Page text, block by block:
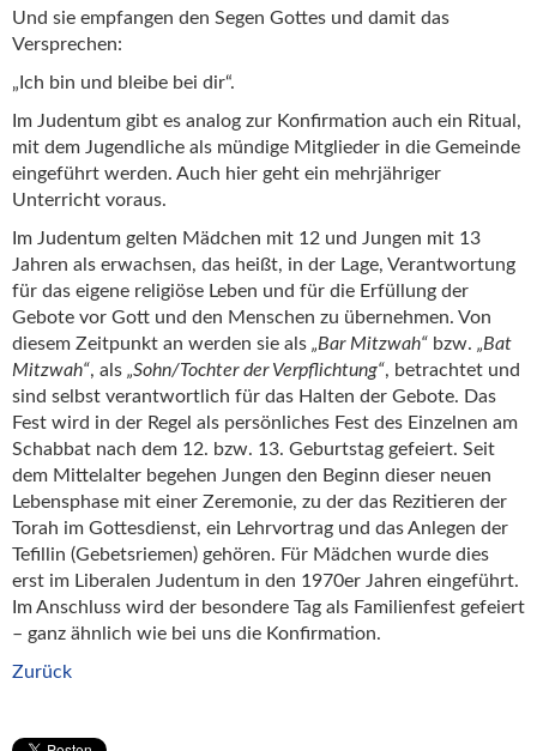
Und sie empfangen den Segen Gottes und damit das
Versprechen:
„Ich bin und bleibe bei dir“.
Im Judentum gibt es analog zur Konfirmation auch ein Ritual,
mit dem Jugendliche als mündige Mitglieder in die Gemeinde
eingeführt werden. Auch hier geht ein mehrjähriger
Unterricht voraus.
Im Judentum gelten Mädchen mit 12 und Jungen mit 13
Jahren als erwachsen, das heißt, in der Lage, Verantwortung
für das eigene religiöse Leben und für die Erfüllung der
Gebote vor Gott und den Menschen zu übernehmen. Von
diesem Zeitpunkt an werden sie als „Bar Mitzwah“ bzw. „Bat
Mitzwah“, als „Sohn/Tochter der Verpflichtung“, betrachtet und
sind selbst verantwortlich für das Halten der Gebote. Das
Fest wird in der Regel als persönliches Fest des Einzelnen am
Schabbat nach dem 12. bzw. 13. Geburtstag gefeiert. Seit
dem Mittelalter begehen Jungen den Beginn dieser neuen
Lebensphase mit einer Zeremonie, zu der das Rezitieren der
Torah im Gottesdienst, ein Lehrvortrag und das Anlegen der
Tefillin (Gebetsriemen) gehören. Für Mädchen wurde dies
erst im Liberalen Judentum in den 1970er Jahren eingeführt.
Im Anschluss wird der besondere Tag als Familienfest gefeiert
– ganz ähnlich wie bei uns die Konfirmation.
Zurück